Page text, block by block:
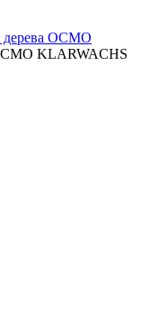
дерева ОСМО
KLARWACHS